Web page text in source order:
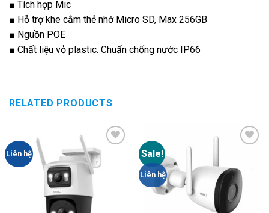
■ Tích hợp Mic
■ Hỗ trợ khe cắm thẻ nhớ Micro SD, Max 256GB
■ Nguồn POE
■ Chất liệu vỏ plastic. Chuẩn chống nước IP66
RELATED PRODUCTS
Liên hệ
Add to
Wishlist
Sale!
Liên hệ